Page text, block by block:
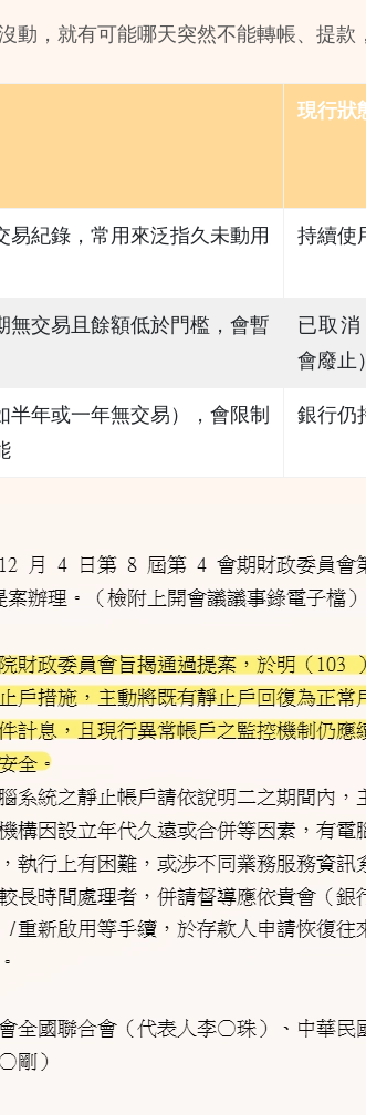
，就有可能哪天突然不能轉帳、提款
現行狀
易紀錄，常用來泛指久未動用
持續使
無交易且餘額低於門檻，會暫
已取
會廢止）
年或一年無交易），會限制
銀行仍